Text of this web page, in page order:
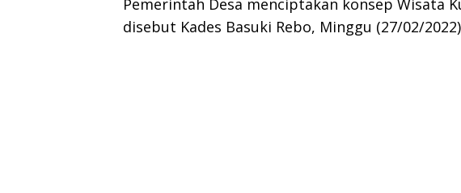
Pemerintah Desa menciptakan konsep Wisata
disebut Kades Basuki Rebo, Minggu (27/02/